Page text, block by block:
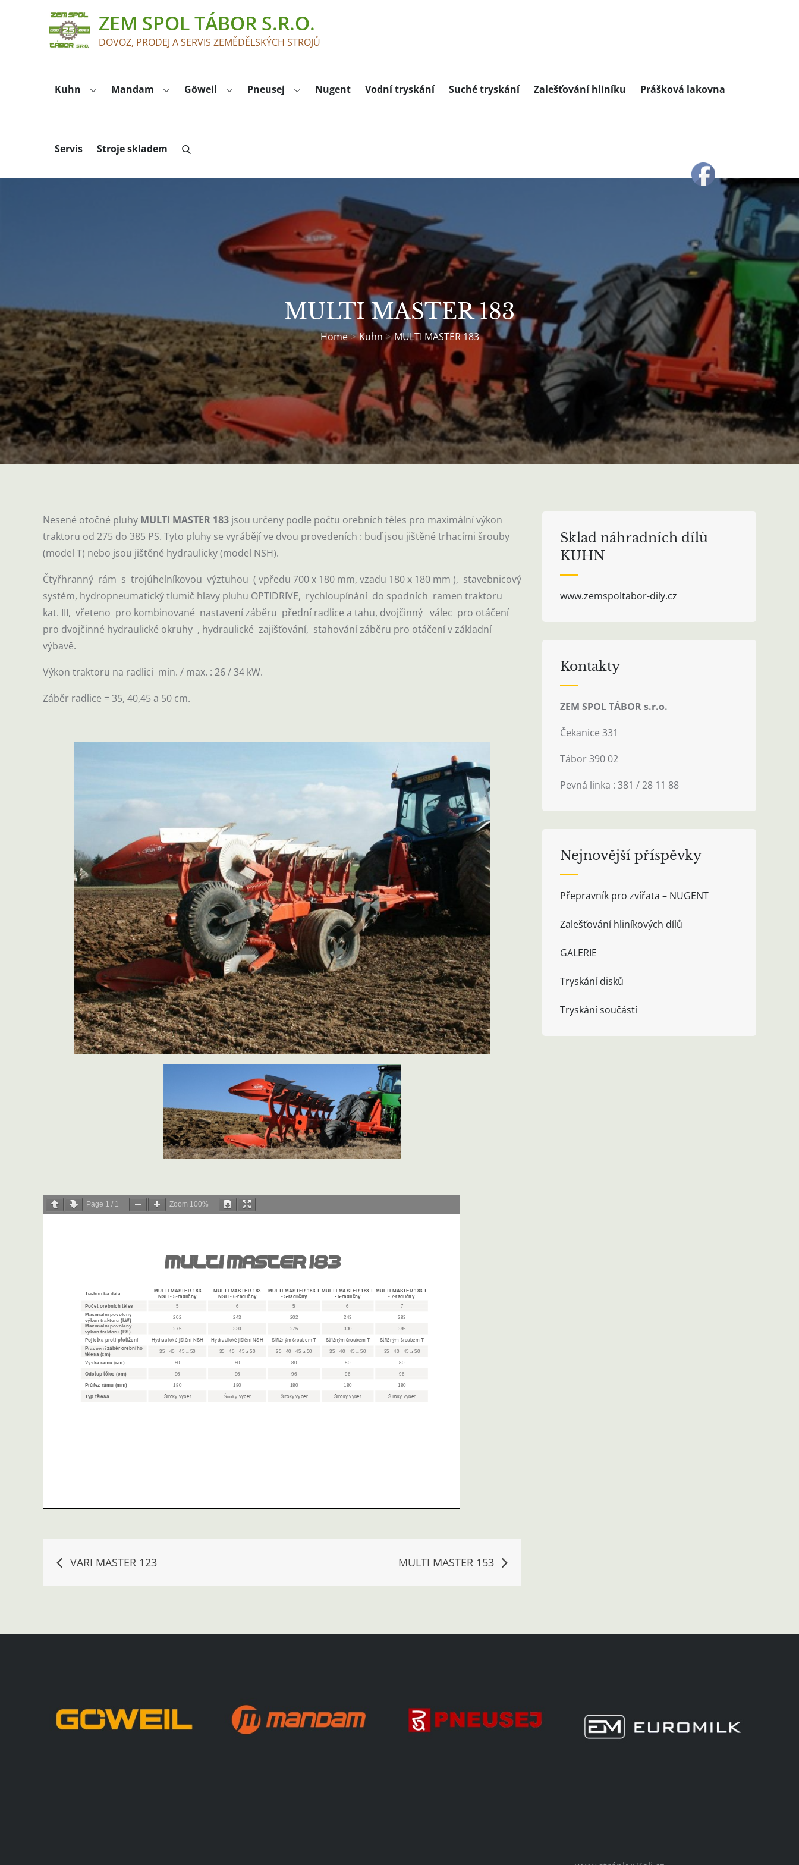
ZEM SPOL TÁBOR S.R.O.
DOVOZ, PRODEJ A SERVIS ZEMĚDĚLSKÝCH STROJŮ
Kuhn Mandam Göweil Pneusej Nugent Vodní tryskání Suché tryskání Zalešťování hliníku Prášková lakovna
Servis Stroje skladem
MULTI MASTER 183
Home Kuhn MULTI MASTER 183
Nesené otočné pluhy MULTI MASTER 183 jsou určeny podle počtu orebních těles pro maximální výkon
traktoru od 275 do 385 PS. Tyto pluhy se vyrábějí ve dvou provedeních : buď jsou jištěné trhacími šrouby
(model T) nebo jsou jištěné hydraulicky (model NSH).
Čtyřhranný rám s trojúhelníkovou výztuhou ( vpředu 700 x 180 mm, vzadu 180 x 180 mm ), stavebnicový
systém, hydropneumatický tlumič hlavy pluhu OPTIDRIVE, rychloupínání do spodních ramen traktoru
kat. III, vřeteno pro kombinované nastavení záběru přední radlice a tahu, dvojčinný válec pro otáčení
pro dvojčinné hydraulické okruhy , hydraulické zajišťování, stahování záběru pro otáčení v základní
výbavě.
Výkon traktoru na radlici min. / max. : 26 / 34 kW.
Záběr radlice = 35, 40,45 a 50 cm.
Page 1 / 1 Zoom 100%
Navigace
VARI MASTER 123 MULTI MASTER 153
Sklad náhradních dílů
KUHN
www.zemspoltabor-dily.cz
Kontakty
ZEM SPOL TÁBOR s.r.o.
Čekanice 331
Tábor 390 02
Pevná linka : 381 / 28 11 88
Nejnovější příspěvky
Přepravník pro zvířata – NUGENT
Zalešťování hliníkových dílů
GALERIE
Tryskání disků
Tryskání součástí